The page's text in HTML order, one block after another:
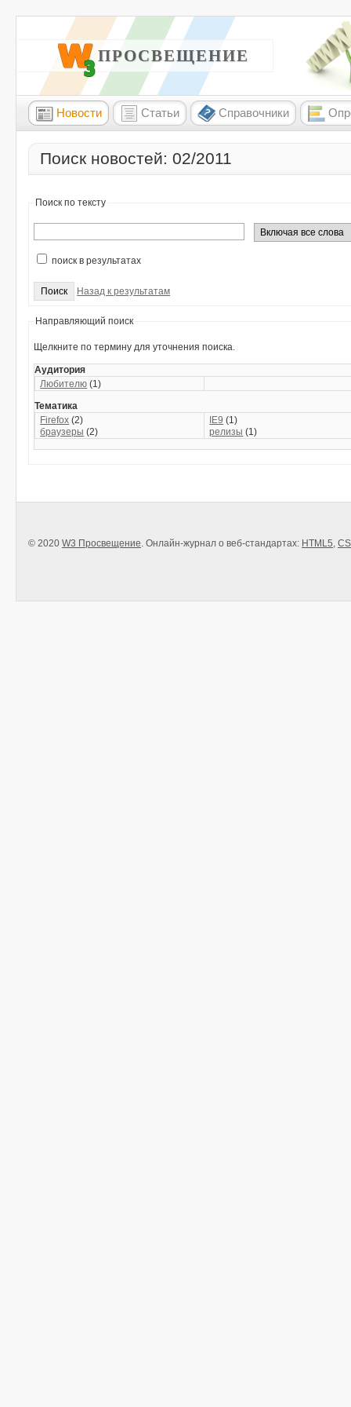
W3 ПРОСВЕЩЕНИЕ
Новости Статьи Справочники
Поиск новостей: 02/2011
Поиск по тексту
поиск в результатах
Назад к результатам
Направляющий поиск
Щелкните по термину для уточнения поиска.
Аудитория
Любителю (1)
Тематика
Firefox (2)
браузеры (2)
IE9 (1)
релизы (1)
© 2020 W3 Просвещение. Онлайн-журнал о веб-стандартах: HTML5,